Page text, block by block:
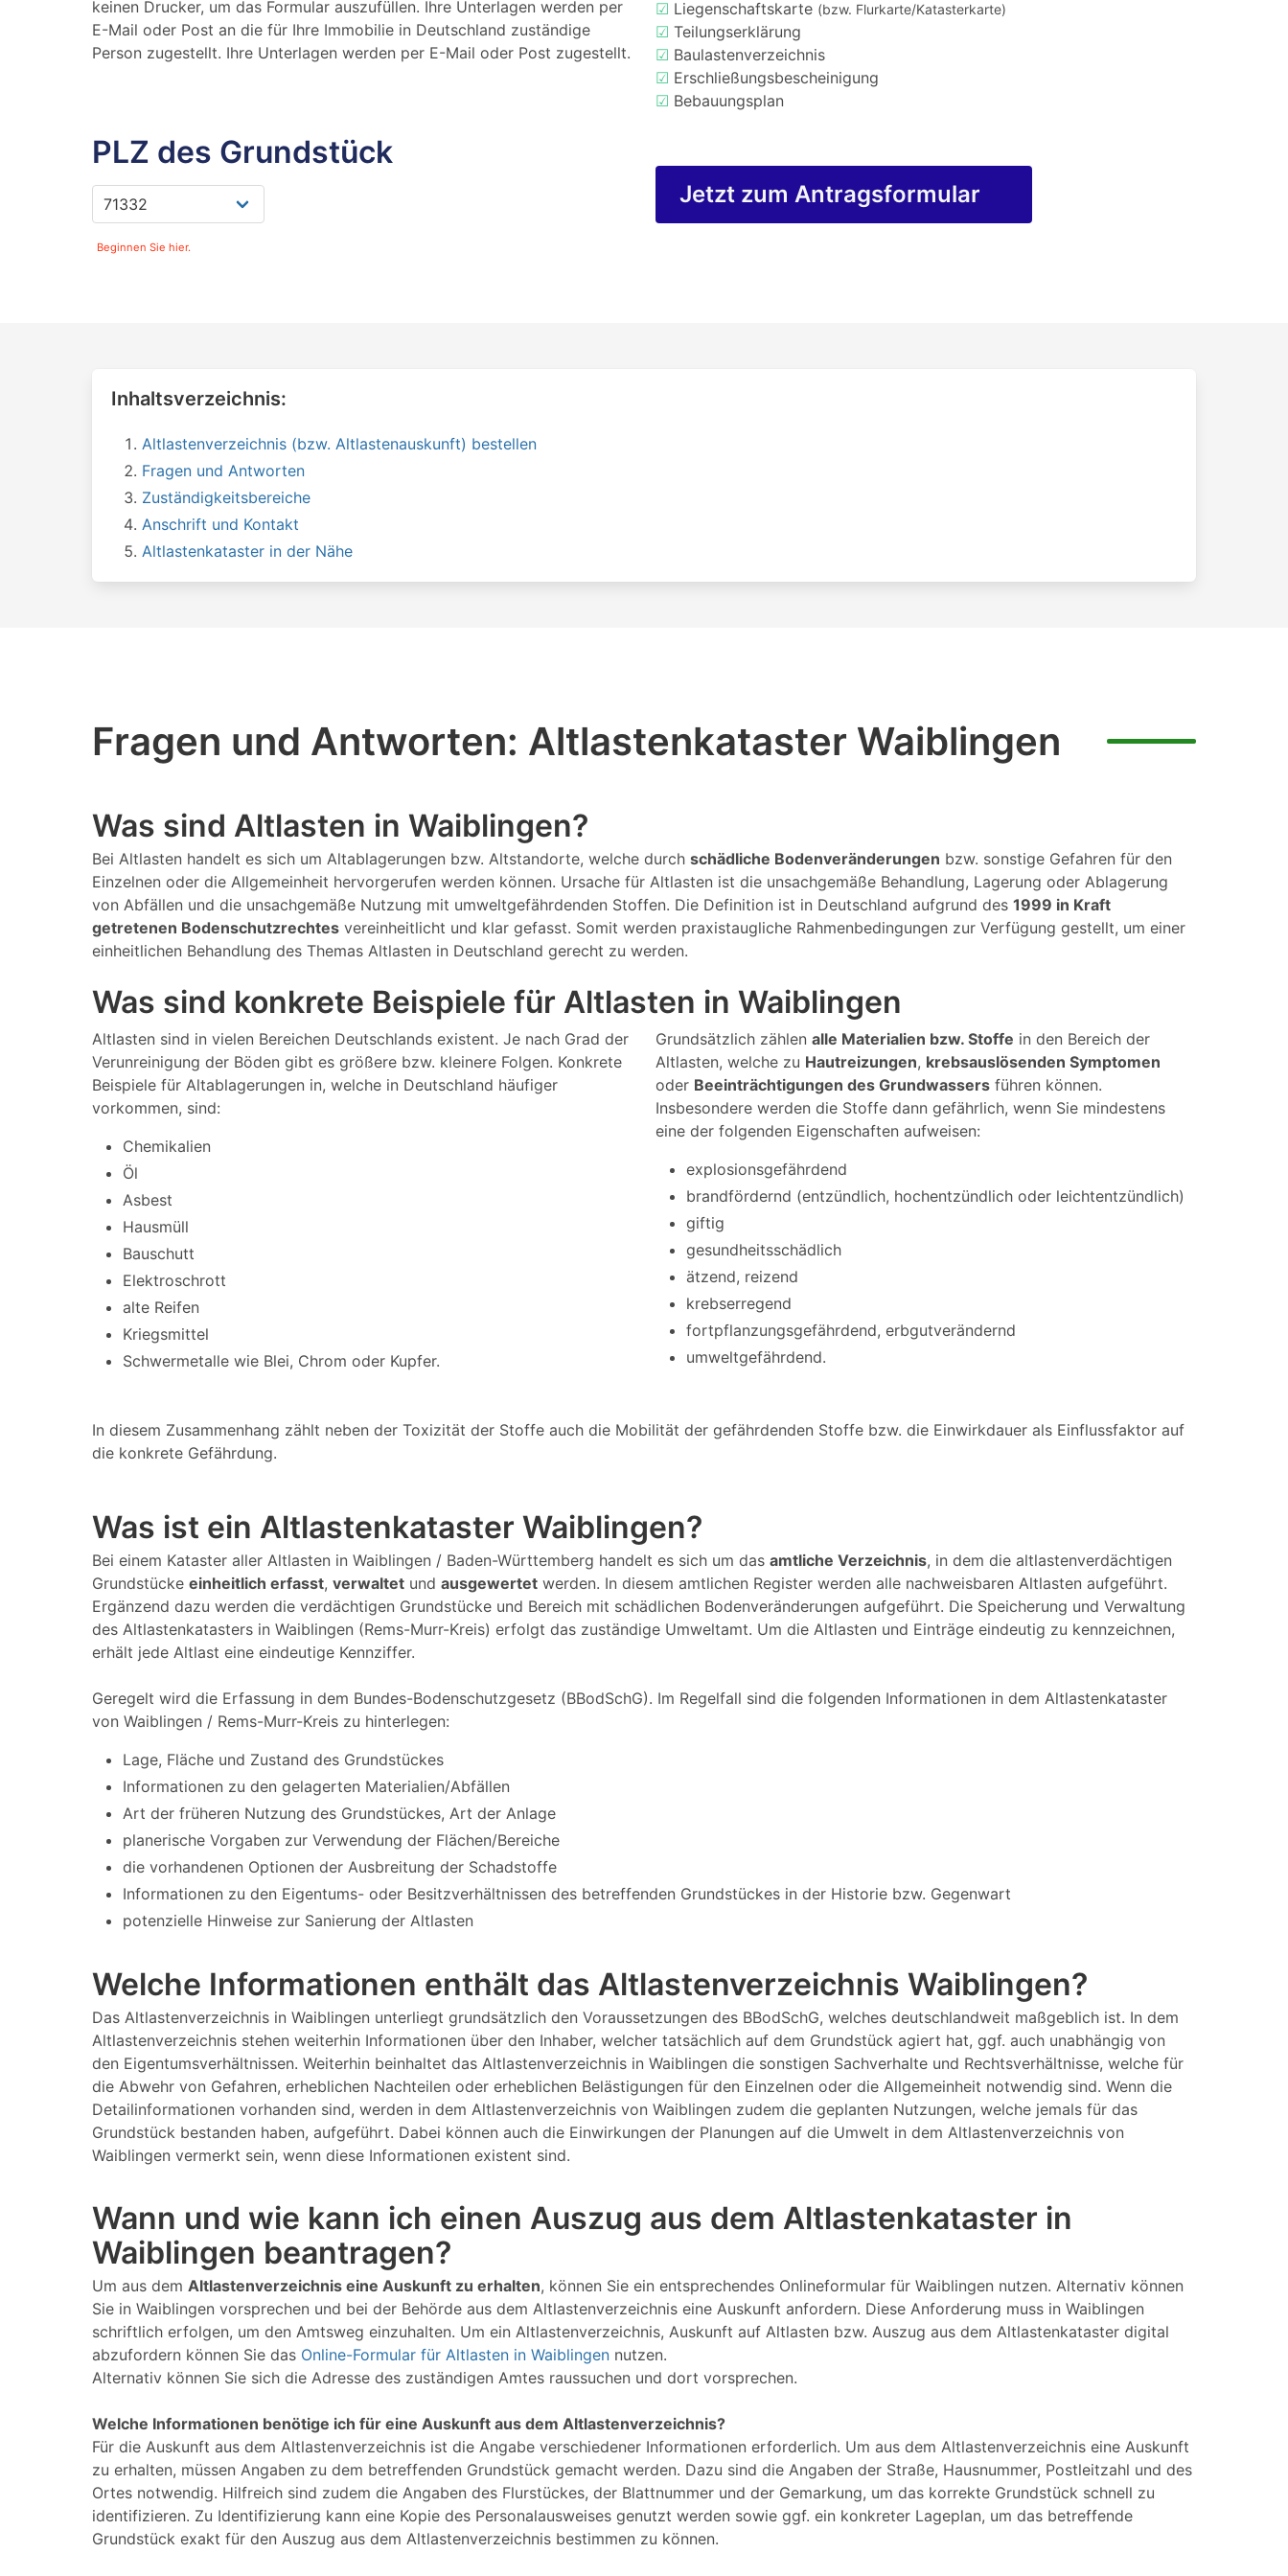
keinen Drucker, um das Formular auszufüllen. Ihre Unterlagen werden per
E-Mail oder Post an die für Ihre Immobilie in Deutschland zuständige
Person zugestellt. Ihre Unterlagen werden per E-Mail oder Post zugestellt.
☑ Liegenschaftskarte (bzw. Flurkarte/Katasterkarte)
☑ Teilungserklärung
☑ Baulastenverzeichnis
☑ Erschließungsbescheinigung
☑ Bebauungsplan
PLZ des Grundstück
Beginnen Sie hier.
Jetzt zum Antragsformular
Inhaltsverzeichnis:
Altlastenverzeichnis (bzw. Altlastenauskunft) bestellen
Fragen und Antworten
Zuständigkeitsbereiche
Anschrift und Kontakt
Altlastenkataster in der Nähe
Fragen und Antworten: Altlastenkataster Waiblingen
Was sind Altlasten in Waiblingen?
Bei Altlasten handelt es sich um Altablagerungen bzw. Altstandorte, welche durch schädliche Bodenveränderungen bzw. sonstige Gefahren für den
Einzelnen oder die Allgemeinheit hervorgerufen werden können. Ursache für Altlasten ist die unsachgemäße Behandlung, Lagerung oder Ablagerung
von Abfällen und die unsachgemäße Nutzung mit umweltgefährdenden Stoffen. Die Definition ist in Deutschland aufgrund des 1999 in Kraft
getretenen Bodenschutzrechtes vereinheitlicht und klar gefasst. Somit werden praxistaugliche Rahmenbedingungen zur Verfügung gestellt, um einer
einheitlichen Behandlung des Themas Altlasten in Deutschland gerecht zu werden.
Was sind konkrete Beispiele für Altlasten in Waiblingen
Altlasten sind in vielen Bereichen Deutschlands existent. Je nach Grad der
Verunreinigung der Böden gibt es größere bzw. kleinere Folgen. Konkrete
Beispiele für Altablagerungen in, welche in Deutschland häufiger
vorkommen, sind:
Chemikalien
Öl
Asbest
Hausmüll
Bauschutt
Elektroschrott
alte Reifen
Kriegsmittel
Schwermetalle wie Blei, Chrom oder Kupfer.
Grundsätzlich zählen alle Materialien bzw. Stoffe in den Bereich der
Altlasten, welche zu Hautreizungen, krebsauslösenden Symptomen
oder Beeinträchtigungen des Grundwassers führen können.
Insbesondere werden die Stoffe dann gefährlich, wenn Sie mindestens
eine der folgenden Eigenschaften aufweisen:
explosionsgefährdend
brandfördernd (entzündlich, hochentzündlich oder leichtentzündlich)
giftig
gesundheitsschädlich
ätzend, reizend
krebserregend
fortpflanzungsgefährdend, erbgutverändernd
umweltgefährdend.
In diesem Zusammenhang zählt neben der Toxizität der Stoffe auch die Mobilität der gefährdenden Stoffe bzw. die Einwirkdauer als Einflussfaktor auf
die konkrete Gefährdung.
Was ist ein Altlastenkataster Waiblingen?
Bei einem Kataster aller Altlasten in Waiblingen / Baden-Württemberg handelt es sich um das amtliche Verzeichnis, in dem die altlastenverdächtigen
Grundstücke einheitlich erfasst, verwaltet und ausgewertet werden. In diesem amtlichen Register werden alle nachweisbaren Altlasten aufgeführt.
Ergänzend dazu werden die verdächtigen Grundstücke und Bereich mit schädlichen Bodenveränderungen aufgeführt. Die Speicherung und Verwaltung
des Altlastenkatasters in Waiblingen (Rems-Murr-Kreis) erfolgt das zuständige Umweltamt. Um die Altlasten und Einträge eindeutig zu kennzeichnen,
erhält jede Altlast eine eindeutige Kennziffer.
Geregelt wird die Erfassung in dem Bundes-Bodenschutzgesetz (BBodSchG). Im Regelfall sind die folgenden Informationen in dem Altlastenkataster
von Waiblingen / Rems-Murr-Kreis zu hinterlegen:
Lage, Fläche und Zustand des Grundstückes
Informationen zu den gelagerten Materialien/Abfällen
Art der früheren Nutzung des Grundstückes, Art der Anlage
planerische Vorgaben zur Verwendung der Flächen/Bereiche
die vorhandenen Optionen der Ausbreitung der Schadstoffe
Informationen zu den Eigentums- oder Besitzverhältnissen des betreffenden Grundstückes in der Historie bzw. Gegenwart
potenzielle Hinweise zur Sanierung der Altlasten
Welche Informationen enthält das Altlastenverzeichnis Waiblingen?
Das Altlastenverzeichnis in Waiblingen unterliegt grundsätzlich den Voraussetzungen des BBodSchG, welches deutschlandweit maßgeblich ist. In dem
Altlastenverzeichnis stehen weiterhin Informationen über den Inhaber, welcher tatsächlich auf dem Grundstück agiert hat, ggf. auch unabhängig von
den Eigentumsverhältnissen. Weiterhin beinhaltet das Altlastenverzeichnis in Waiblingen die sonstigen Sachverhalte und Rechtsverhältnisse, welche für
die Abwehr von Gefahren, erheblichen Nachteilen oder erheblichen Belästigungen für den Einzelnen oder die Allgemeinheit notwendig sind. Wenn die
Detailinformationen vorhanden sind, werden in dem Altlastenverzeichnis von Waiblingen zudem die geplanten Nutzungen, welche jemals für das
Grundstück bestanden haben, aufgeführt. Dabei können auch die Einwirkungen der Planungen auf die Umwelt in dem Altlastenverzeichnis von
Waiblingen vermerkt sein, wenn diese Informationen existent sind.
Wann und wie kann ich einen Auszug aus dem Altlastenkataster in
Waiblingen beantragen?
Um aus dem Altlastenverzeichnis eine Auskunft zu erhalten, können Sie ein entsprechendes Onlineformular für Waiblingen nutzen. Alternativ können
Sie in Waiblingen vorsprechen und bei der Behörde aus dem Altlastenverzeichnis eine Auskunft anfordern. Diese Anforderung muss in Waiblingen
schriftlich erfolgen, um den Amtsweg einzuhalten. Um ein Altlastenverzeichnis, Auskunft auf Altlasten bzw. Auszug aus dem Altlastenkataster digital
abzufordern können Sie das Online-Formular für Altlasten in Waiblingen nutzen.
Alternativ können Sie sich die Adresse des zuständigen Amtes raussuchen und dort vorsprechen.
Welche Informationen benötige ich für eine Auskunft aus dem Altlastenverzeichnis?
Für die Auskunft aus dem Altlastenverzeichnis ist die Angabe verschiedener Informationen erforderlich. Um aus dem Altlastenverzeichnis eine Auskunft
zu erhalten, müssen Angaben zu dem betreffenden Grundstück gemacht werden. Dazu sind die Angaben der Straße, Hausnummer, Postleitzahl und des
Ortes notwendig. Hilfreich sind zudem die Angaben des Flurstückes, der Blattnummer und der Gemarkung, um das korrekte Grundstück schnell zu
identifizieren. Zu Identifizierung kann eine Kopie des Personalausweises genutzt werden sowie ggf. ein konkreter Lageplan, um das betreffende
Grundstück exakt für den Auszug aus dem Altlastenverzeichnis bestimmen zu können.